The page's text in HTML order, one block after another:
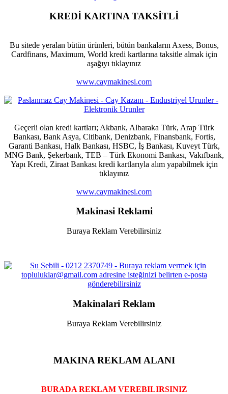
KREDİ KARTINA TAKSİTLİ
Bu sitede yeralan bütün ürünleri, bütün bankaların Axess, Bonus,
Cardfinans, Maximum, World kredi kartlarına taksitle almak için
aşağıyı tıklayınız
www.caymakinesi.com
Geçerli olan kredi kartları; Akbank, Albaraka Türk, Arap Türk
Bankası, Bank Asya, Citibank, Denizbank, Finansbank, Fortis,
Garanti Bankası, Halk Bankası, HSBC, İş Bankası, Kuveyt Türk,
MNG Bank, Şekerbank, TEB – Türk Ekonomi Bankası, Vakıfbank,
Yapı Kredi, Ziraat Bankası kredi kartlarıyla alım yapabilmek için
tıklayınız
www.caymakinesi.com
Makinasi Reklami
Buraya Reklam Verebilirsiniz
Makinalari Reklam
Buraya Reklam Verebilirsiniz
MAKINA REKLAM ALANI
BURADA REKLAM VEREBILIRSINIZ